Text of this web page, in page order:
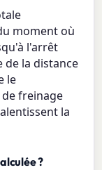
moment où
l'arrêt
de la distance
le
freinage
la
?